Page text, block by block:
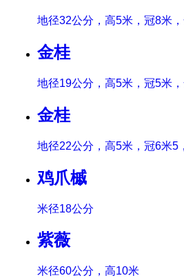
地径32公分，高5米，冠8米
金桂
地径19公分，高5米，冠5米
金桂
地径22公分，高5米，冠6米5
鸡爪槭
米径18公分
紫薇
米径60公分，高10米